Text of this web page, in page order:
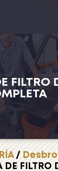
FILTRO
/
DE FILTRO